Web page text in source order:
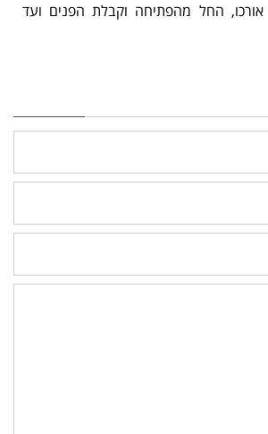
החל מהפתיחה וקבלת הפנים ועד